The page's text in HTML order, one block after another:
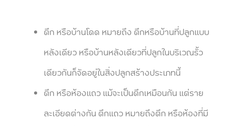
ตึก หรือบ้านโดด หมายถึง ตึกหรือบ้านที่ปลูกแบบ
หลังเดียว หรือบ้านหลังเดียวที่ปลูกในบริเวณรั้ว
เดียวกันก็จัดอยู่ในสิ่งปลูกสร้างประเภทนี้
ตึก หรือห้องแถว แม้จะเป็นตึกเหมือนกัน แต่ราย
ละเอียดต่างกัน ตึกแถว หมายถึงตึก หรือห้องที่มี